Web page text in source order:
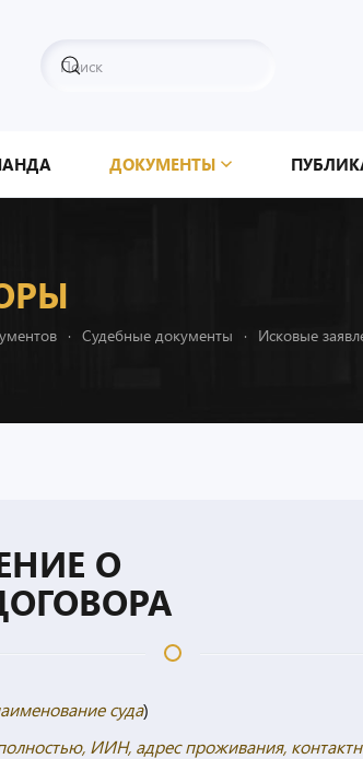
ДОКУМЕНТЫ
Судебные документы Исковые
О
суда)
ИИН, адрес проживания,